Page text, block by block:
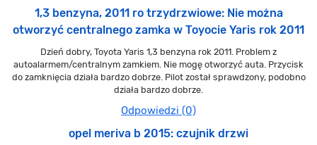
1,3 benzyna, 2011 ro trzydrzwiowe: Nie można
otworzyć centralnego zamka w Toyocie Yaris rok 2011
Dzień dobry, Toyota Yaris 1,3 benzyna rok 2011. Problem z
autoalarmem/centralnym zamkiem. Nie mogę otworzyć auta. Przycisk
do zamknięcia działa bardzo dobrze. Pilot został sprawdzony, podobno
działa bardzo dobrze.
Odpowiedzi (0)
opel meriva b 2015: czujnik drzwi